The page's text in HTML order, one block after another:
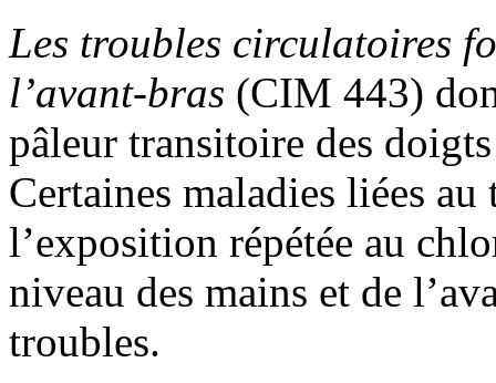
Les troubles circulatoires
l’avant-bras (CIM 443)
pâleur transitoire des
Certaines maladies liées
l’exposition répétée au
niveau des mains et de
troubles.